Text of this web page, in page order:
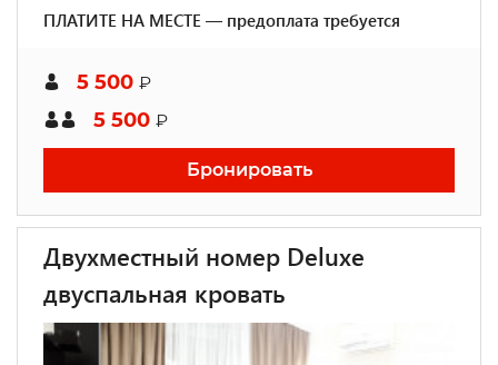
ПЛАТИТЕ НА МЕСТЕ — предоплата требуется
5 500 ₽
5 500 ₽
Бронировать
Двухместный номер Deluxe
двуспальная кровать